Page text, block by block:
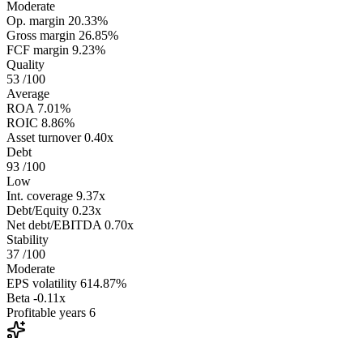
Moderate
Op. margin 20.33%
Gross margin 26.85%
FCF margin 9.23%
Quality
53 /100
Average
ROA 7.01%
ROIC 8.86%
Asset turnover 0.40x
Debt
93 /100
Low
Int. coverage 9.37x
Debt/Equity 0.23x
Net debt/EBITDA 0.70x
Stability
37 /100
Moderate
EPS volatility 614.87%
Beta -0.11x
Profitable years 6